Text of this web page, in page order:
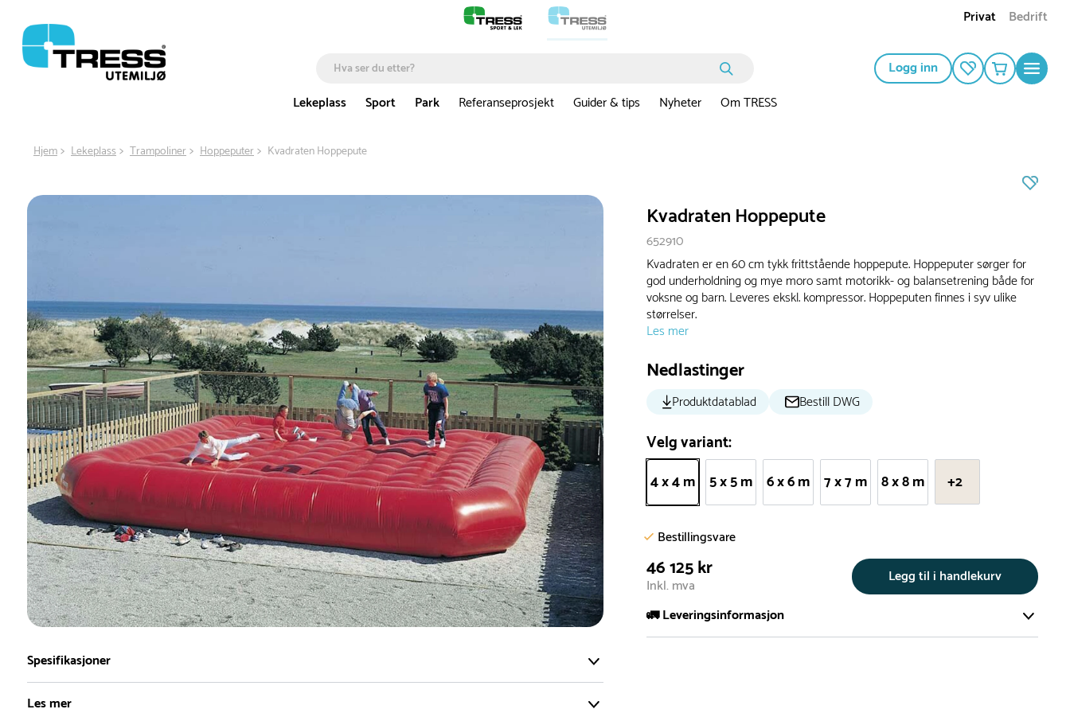
Privat Bedrift
Logg inn
Lekeplass
Sport Park Referanseprosjekt Guider & tips Nyheter Om TRESS
Hjem Lekeplass Trampoliner Hoppeputer Kvadraten Hoppepute
Spesifikasjoner
Les mer
Kvadraten Hoppepute
652910
Kvadraten er en 60 cm tykk frittstående hoppepute. Hoppeputer sørger for
god underholdning og mye moro samt motorikk- og balansetrening både for
voksne og barn. Leveres ekskl. kompressor. Hoppeputen finnes i syv ulike
størrelser.
Les mer
Nedlastinger
Produktdatablad Bestill DWG
Velg variant:
4 x 4 m 5 x 5 m 6 x 6 m 7 x 7 m 8 x 8 m +2
Bestillingsvare
46 125 kr
Inkl. mva
Legg til i handlekurv
🚛 Leveringsinformasjon